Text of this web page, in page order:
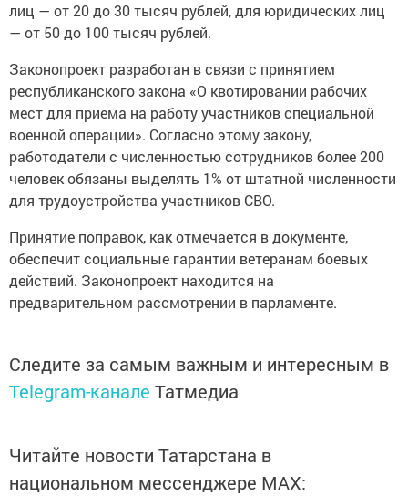
лиц — от 20 до 30 тысяч рублей, для юридических лиц
— от 50 до 100 тысяч рублей.
Законопроект разработан в связи с принятием
республиканского закона «О квотировании рабочих
мест для приема на работу участников специальной
военной операции». Согласно этому закону,
работодатели с численностью сотрудников более 200
человек обязаны выделять 1% от штатной численности
для трудоустройства участников СВО.
Принятие поправок, как отмечается в документе,
обеспечит социальные гарантии ветеранам боевых
действий. Законопроект находится на
предварительном рассмотрении в парламенте.
Следите за самым важным и интересным в
Telegram-канале Татмедиа
Читайте новости Татарстана в
национальном мессенджере MАХ: